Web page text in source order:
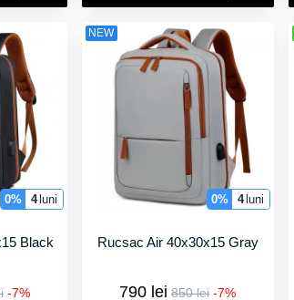
0% 4 luni
Black
-7%
NEW
0% 4 luni
Rucsac Air 40x30x15 Gray
790 lei 850 lei -7%